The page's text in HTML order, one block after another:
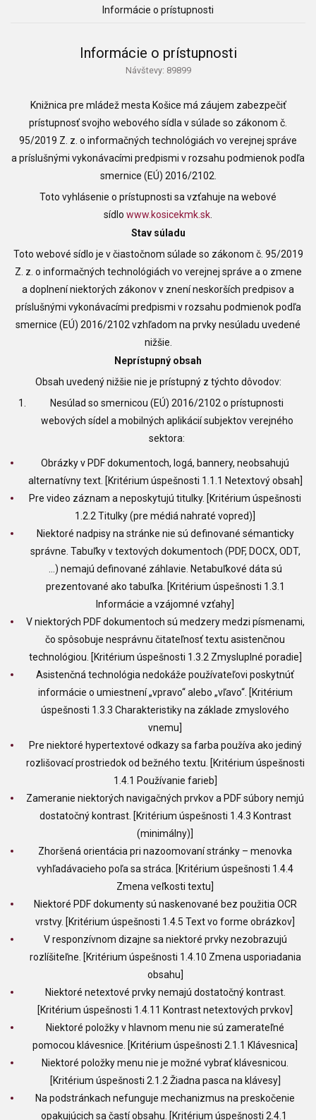
Informácie o prístupnosti
Informácie o prístupnosti
Návštevy: 89899
Knižnica pre mládež mesta Košice má záujem zabezpečiť
prístupnosť svojho webového sídla v súlade so zákonom č.
95/2019 Z. z. o informačných technológiách vo verejnej správe
a príslušnými vykonávacími predpismi v rozsahu podmienok podľa
smernice (EÚ) 2016/2102.
Toto vyhlásenie o prístupnosti sa vzťahuje na webové
sídlo www.kosicekmk.sk
Stav súladu
Toto webové sídlo je v čiastočnom súlade so zákonom č. 95/2019
Z. z. o informačných technológiách vo verejnej správe a o zmene
a doplnení niektorých zákonov v znení neskorších predpisov a
príslušnými vykonávacími predpismi v rozsahu podmienok podľa
smernice (EÚ) 2016/2102 vzhľadom na prvky nesúladu uvedené
nižšie.
Neprístupný obsah
Obsah uvedený nižšie nie je prístupný z týchto dôvodov:
Nesúlad so smernicou (EÚ) 2016/2102 o prístupnosti
webových sídel a mobilných aplikácií subjektov verejného
sektora:
Obrázky v PDF dokumentoch, logá, bannery, neobsahujú
alternatívny text. [Kritérium úspešnosti 1.1.1 Netextový obsah]
Pre video záznam a neposkytujú titulky. [Kritérium úspešnosti
1.2.2 Titulky (pre médiá nahraté vopred)]
Niektoré nadpisy na stránke nie sú definované sémanticky
správne. Tabuľky v textových dokumentoch (PDF, DOCX, ODT,
…) nemajú definované záhlavie. Netabuľkové dáta sú
prezentované ako tabuľka. [Kritérium úspešnosti 1.3.1
Informácie a vzájomné vzťahy]
V niektorých PDF dokumentoch sú medzery medzi písmenami,
čo spôsobuje nesprávnu čitateľnosť textu asistenčnou
technológiou. [Kritérium úspešnosti 1.3.2 Zmysluplné poradie]
Asistenčná technológia nedokáže používateľovi poskytnúť
informácie o umiestnení „vpravo“ alebo „vľavo“. [Kritérium
úspešnosti 1.3.3 Charakteristiky na základe zmyslového
vnemu]
Pre niektoré hypertextové odkazy sa farba používa ako jediný
rozlišovací prostriedok od bežného textu. [Kritérium úspešnosti
1.4.1 Používanie farieb]
Zameranie niektorých navigačných prvkov a PDF súbory nemjú
dostatočný kontrast. [Kritérium úspešnosti 1.4.3 Kontrast
(minimálny)]
Zhoršená orientácia pri nazoomovaní stránky – menovka
vyhľadávacieho poľa sa stráca. [Kritérium úspešnosti 1.4.4
Zmena veľkosti textu]
Niektoré PDF dokumenty sú naskenované bez použitia OCR
vrstvy. [Kritérium úspešnosti 1.4.5 Text vo forme obrázkov]
V responzívnom dizajne sa niektoré prvky nezobrazujú
rozlíšiteľne. [Kritérium úspešnosti 1.4.10 Zmena usporiadania
obsahu]
Niektoré netextové prvky nemajú dostatočný kontrast.
[Kritérium úspešnosti 1.4.11 Kontrast netextových prvkov]
Niektoré položky v hlavnom menu nie sú zamerateľné
pomocou klávesnice. [Kritérium úspešnosti 2.1.1 Klávesnica]
Niektoré položky menu nie je možné vybrať klávesnicou.
[Kritérium úspešnosti 2.1.2 Žiadna pasca na klávesy]
Na podstránkach nefunguje mechanizmus na preskočenie
opakujúcich sa častí obsahu. [Kritérium úspešnosti 2.4.1